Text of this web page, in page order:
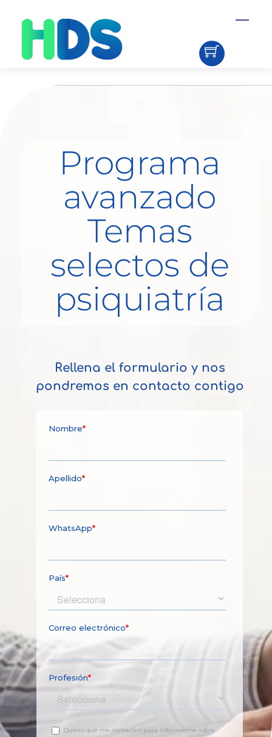
Menu
Programa
avanzado
Temas
selectos de
psiquiatría
Rellena el formulario y nos
pondremos en contacto contigo